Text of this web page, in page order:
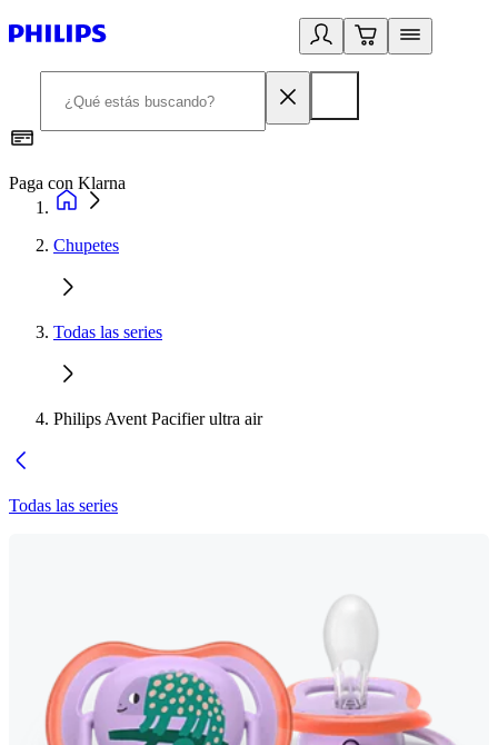
Paga con Klarna
Chupetes
Todas las series
Philips Avent Pacifier ultra air
Todas las series